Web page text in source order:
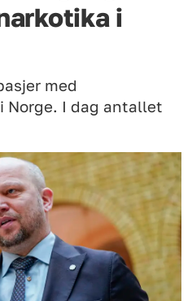
i
med
Norge. I dag antallet